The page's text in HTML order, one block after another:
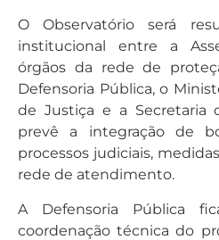
O Observatório será
institucional entre a
órgãos da rede de
Defensoria Pública, o
de Justiça e a Secretaria
prevê a integração de
processos judiciais,
rede de atendimento.
A Defensoria Pública
coordenação técnica do